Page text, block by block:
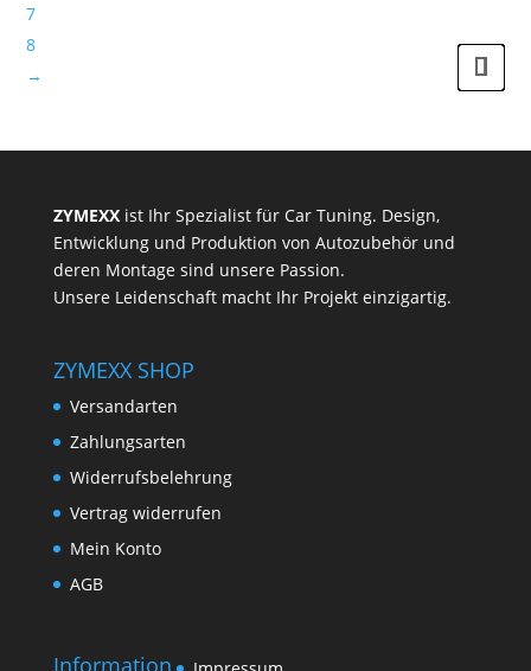
7
8
→
ZYMEXXist Ihr Spezialist für Car Tuning. Design,
Entwicklung und Produktion von Autozubehör und
deren Montage sind unsere Passion.
Unsere Leidenschaft macht Ihr Projekt einzigartig.
ZYMEXX SHOP
Versandarten
Zahlungsarten
Widerrufsbelehrung
Vertrag widerrufen
Mein Konto
AGB